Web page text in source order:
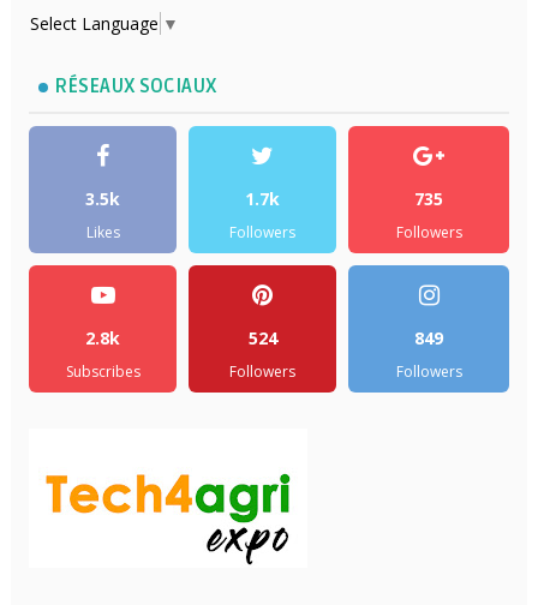
Select Language ▼
RÉSEAUX SOCIAUX
3.5k
Likes
1.7k
Followers
735
Followers
2.8k
Subscribes
524
Followers
849
Followers